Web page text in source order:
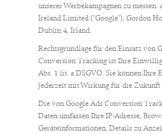
unserer Werbekampagnen zu
Ireland Limited ("Google"), Gordon
Dublin 4, Irland.
Rechtsgrundlage für den Einsatz von
Conversion Tracking ist Ihre
Abs. 1 lit. a DSGVO. Sie können Ihre
jederzeit mit Wirkung für die Zukunft
Die von Google Ads Conversion
Daten umfassen Ihre IP-Adresse,
Geräteinformationen, Details zu